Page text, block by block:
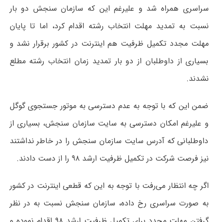
سراسری همراه شد و علیرغم این که سازمان سنجش دو بار
نسبت به تمدید مهلت انتخاب رشته اقدام کرد، اما تا پایان
مهلت مجدد تکمیل ظرفیت هم اینترنت در کشور برقرار نشد و
بسیاری از داوطلبان از دو بار تمدید زمان انتخاب رشته مطلع
نشدند.
ضمن این که با توجه به عدم دسترسی به موتور جستجوی گوگل
و علیرغم امکان دسترسی به سایت سازمان سنجش، بسیاری از
داوطلبانی که آدرس سایت سازمان سنجش را در خاطر نداشتند
نیز فرصت شرکت در تکمیل ظرفیت ارشد ۹۸ را از دست دادند.
اگر چه انتظار می‌رفت با توجه به این که قطعی اینترنت در کشور
به صورت سراسری رخ داده، سازمان سنجش نسبت به در نظر